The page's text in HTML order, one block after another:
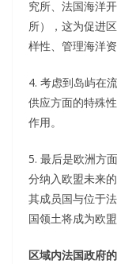
究所、法国海洋
所），这为促进
样性、管理海洋
4. 考虑到岛屿在
供应方面的特殊
作用。
5. 最后是欧洲方
分纳入欧盟未来
其成员国与位于
国领土将成为欧
区域内法国政府